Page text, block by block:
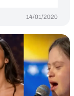
14/01/2020